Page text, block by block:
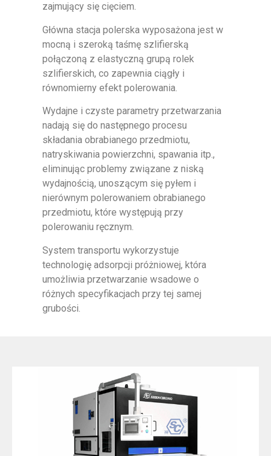
zajmujący się cięciem.
Główna stacja polerska wyposażona jest w
mocną i szeroką taśmę szlifierską
połączoną z elastyczną grupą rolek
szlifierskich, co zapewnia ciągły i
równomierny efekt polerowania.
Wydajne i czyste parametry przetwarzania
nadają się do następnego procesu
składania obrabianego przedmiotu,
natryskiwania powierzchni, spawania itp.,
eliminując problemy związane z niską
wydajnością, unoszącym się pyłem i
nierównym polerowaniem obrabianego
przedmiotu, które występują przy
polerowaniu ręcznym.
System transportu wykorzystuje
technologię adsorpcji próżniowej, która
umożliwia przetwarzanie wsadowe o
różnych specyfikacjach przy tej samej
grubości.